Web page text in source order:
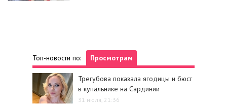
Топ-новости по: Просмотрам
Трегубова показала ягодицы и бюст
в купальнике на Сардинии
31 июля, 21:36